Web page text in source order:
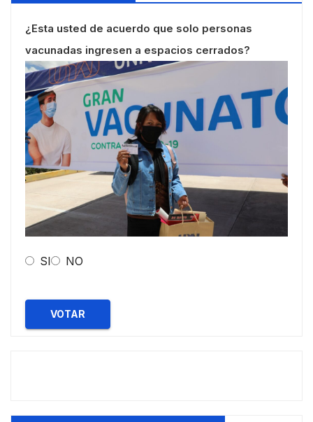
¿Esta usted de acuerdo que solo personas
vacunadas ingresen a espacios cerrados?
SI NO
VOTAR